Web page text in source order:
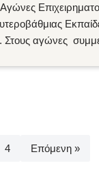
Στους αγώνες
4 Επόμενη »